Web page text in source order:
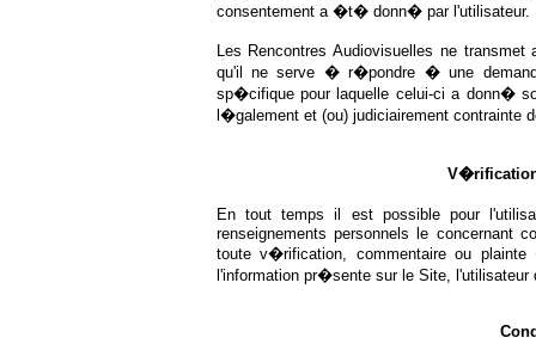
consentement a �t� donn� par l'utilisateur.
Les Rencontres Audiovisuelles ne
qu'il ne serve � r�pondre � une
sp�cifique pour laquelle celui-ci a donn�
l�galement et (ou) judiciairement
En tout temps il est possible pour
renseignements personnels le concernant
toute v�rification, commentaire ou
l'information pr�sente sur le Site, l'utilisateur